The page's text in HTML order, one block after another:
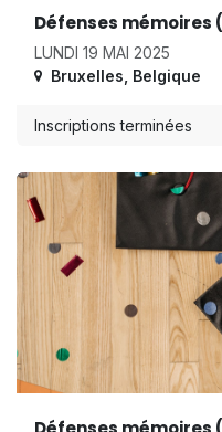
Défenses mémoires
LUNDI 19 MAI 2025
Bruxelles Belgique
Inscriptions terminées